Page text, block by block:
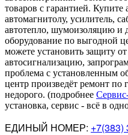
товаров с гарантией.
автомагнитолу, усилитель,
автотепло, шумоизоляцию и
оборудование по выгодной
можете установить защиту от
автосигнализацию,
проблема с установленным
центр произведёт ремонт
недорого. (подробнее
установка, сервис - всё в
ЕДИНЫЙ НОМЕР: +7(383)